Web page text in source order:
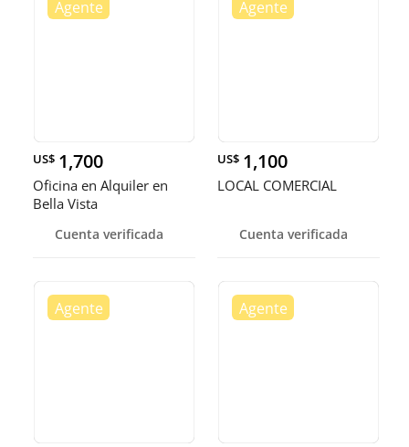
US$ 1,700
Oficina en Alquiler en
Bella Vista
Cuenta verificada
US$ 1,100
LOCAL COMERCIAL
Cuenta verificada